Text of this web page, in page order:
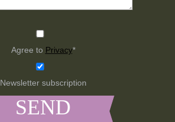
Agree to Privacy*
Newsletter subscription